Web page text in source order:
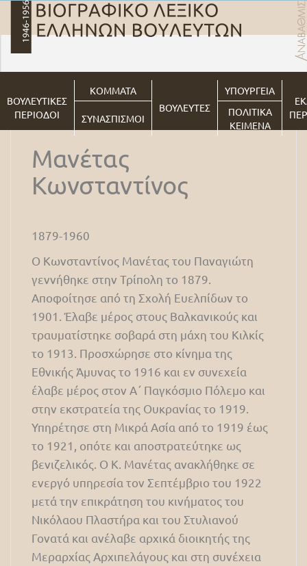
ΒΟΥΛΕΥΤΙΚΕΣ
ΠΕΡΙΟΔΟΙ
ΚΟΜΜΑΤΑ
ΒΟΥΛΕΥΤΕΣ
ΥΠΟΥΡΓΕΙΑ
ΣΥΝΑΣΠΙΣΜΟΙ
ΠΟΛΙΤΙΚΑ
ΚΕΙΜΕΝΑ
Μανέτας
Κωνσταντίνος
1879-1960
Ο Κωνσταντίνος Μανέτας του Παναγιώτη
γεννήθηκε στην Τρίπολη το 1879.
Αποφοίτησε από τη Σχολή Ευελπίδων το
1901. Έλαβε μέρος στους Βαλκανικούς και
τραυματίστηκε σοβαρά στη μάχη του Κιλκίς
το 1913. Προσχώρησε στο κίνημα της
Εθνικής Άμυνας το 1916 και εν συνεχεία
έλαβε μέρος στον Α΄ Παγκόσμιο Πόλεμο και
στην εκστρατεία της Ουκρανίας το 1919.
Υπηρέτησε στη Μικρά Ασία από το 1919 έως
το 1921, οπότε και αποστρατεύτηκε ως
βενιζελικός. Ο Κ. Μανέτας ανακλήθηκε σε
ενεργό υπηρεσία τον Σεπτέμβριο του 1922
μετά την επικράτηση του κινήματος του
Νικόλαου Πλαστήρα και του Στυλιανού
Γονατά και ανέλαβε αρχικά διοικητής της
Μεραρχίας Αρχιπελάγους και στη συνέχεια